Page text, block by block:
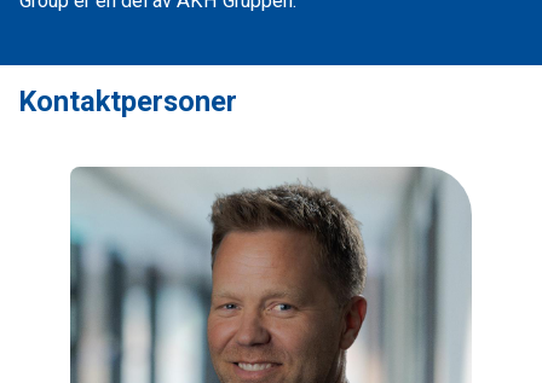
Kontaktpersoner